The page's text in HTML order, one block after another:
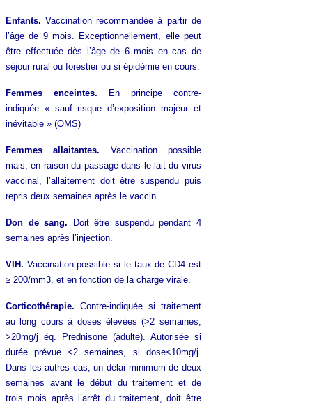
Enfants.Vaccination recommandée à partir de
l’âge de 9 mois. Exceptionnellement, elle peut
être effectuée dès l’âge de 6 mois en cas de
séjour rural ou forestier ou si épidémie en cours.
Femmes enceintes.
En principe contre-
indiquée « sauf risque d’exposition majeur et
inévitable » (OMS)
Femmes allaitantes. Vaccination possible
mais, en raison du passage dans le lait du virus
vaccinal, l’allaitement doit être suspendu puis
repris deux semaines après le vaccin.
Don de sang.
Doit être suspendu pendant 4
semaines après l’injection.
VIH. Vaccination possible si le taux de CD4 est
≥ 200/mm3, et en fonction de la charge virale.
Corticothérapie. Contre-indiquée si traitement
au long cours à doses élevées (>2 semaines,
>20mg/j éq. Prednisone (adulte). Autorisée si
durée prévue <2 semaines, si dose<10mg/j.
Dans les autres cas, un délai minimum de deux
semaines avant le début du traitement et de
trois mois après l’arrêt du traitement, doit être